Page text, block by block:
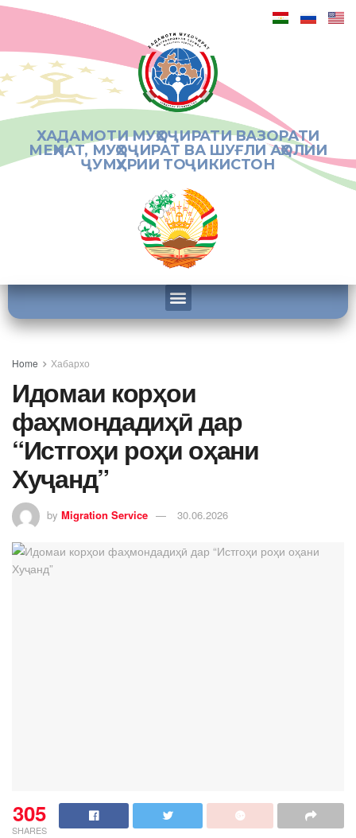
ХАДАМОТИ МУҲОҶИРАТИ ВАЗОРАТИ
МЕҲНАТ, МУҲОҶИРАТ ВА ШУҒЛИ АҲОЛИИ
ҶУМҲУРИИ ТОҶИКИСТОН
Home Хабархо
Идомаи корҳои
фаҳмондадиҳӣ дар
“Истгоҳи роҳи оҳани
Хуҷанд”
by Migration Service 30.06.2026
305
SHARES